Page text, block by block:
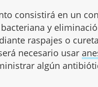
consistirá en un
y
raspajes o
necesario usar
algún